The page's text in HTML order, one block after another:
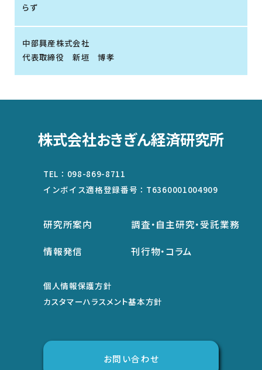
らず
中部興産株式会社
代表取締役 新垣 博孝
株式会社おきぎん経済研究所
TEL： 098-869-8711
インボイス適格登録番号： T6360001004909
研究所案内
情報発信
調査・自主研究・受託業務
刊行物・コラム
個人情報保護方針
カスタマーハラスメント基本方針
お問い合わせ